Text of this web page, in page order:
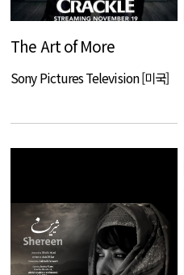
The Art of More
Sony Pictures Television [미국]